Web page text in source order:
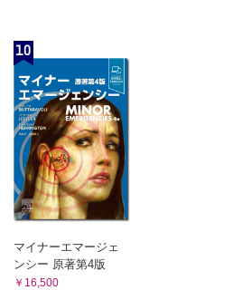
10
マイナーエマージェ
ンシー 原著第4版
￥16,500